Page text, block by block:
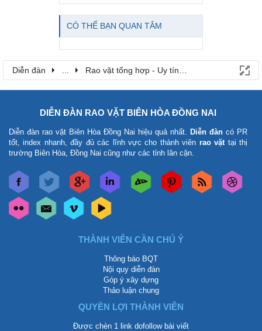
CÓ THỂ BẠN QUAN TÂM
Diễn đàn Rao vặt tổng hợp - Uy tín - Miễn phí
DIỄN ĐÀN RAO VẶT BIÊN HÒA ĐỒNG NAI
Diễn đàn rao vặt Biên Hòa Đồng Nai hiệu quả nhất. Diễn đàn có PR
tốt, index nhanh, đầy đủ các lĩnh vực cho thành viên rao vặt tại thị
trường Biên Hòa, Đồng Nai cũng như các tỉnh lân cận.
THÀNH VIÊN CẦN CHÚ Ý
Thông báo BQT
Nội quy diễn đàn
Góp ý xây dựng
Thảo luận chung
QUYỀN LỢI THÀNH VIÊN
Được chèn 1 link dofollow bài viết